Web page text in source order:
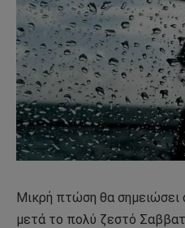
Μικρή πτώση θα σημειώσει
μετά το πολύ ζεστό